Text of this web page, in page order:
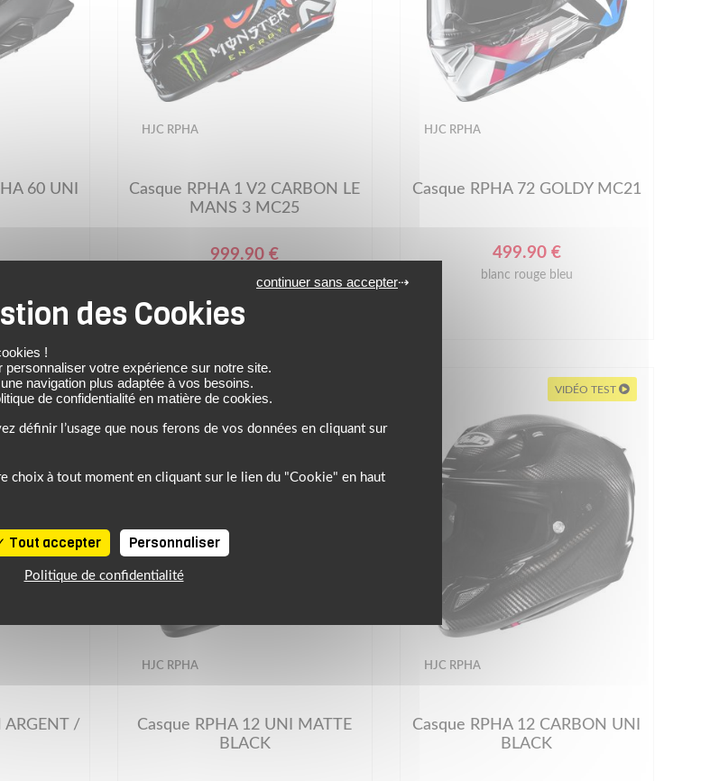
60 UNI
HJC RPHA
Casque RPHA 1 V2 CARBON LE
MANS 3 MC25
999.90 €
QUARTARARO LE MANS 3 MC25
HJC RPHA
Casque RPHA 72 GOLDY MC21
499.90 €
blanc rouge bleu
ARGENT /
HJC RPHA
Casque RPHA 12 UNI MATTE
BLACK
VIDÉO TEST
HJC RPHA
Casque RPHA 12 CARBON UNI
BLACK
!
votre expérience sur notre site.
navigation plus adaptée à vos besoins.
de confidentialité en matière de cookies.
définir l’usage que nous ferons de vos données en cliquant sur
choix à tout moment en cliquant sur le lien du "Cookie" en haut
Tout accepter
continuer sans accepter
Personnaliser
Politique de confidentialité